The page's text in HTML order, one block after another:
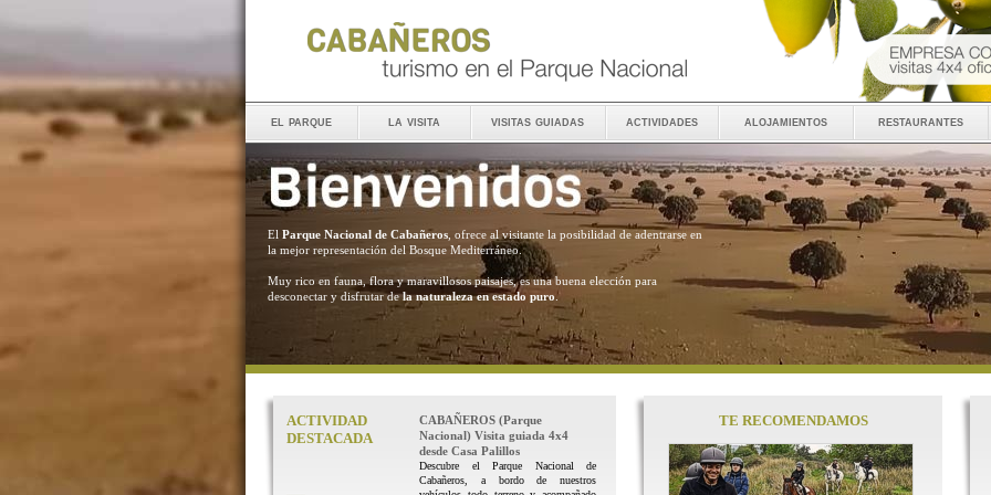
el parque la visita visitas guiadas actividades alojamientos restaurantes
El Parque Nacional de Cabañeros , ofrece al visitante la posibilidad de adentrarse en
la mejor representación del Bosque Mediterráneo.
Muy rico en fauna, flora y maravillosos paisajes, es una buena elección para
desconectar y disfrutar dela naturaleza en estado puro .
ACTIVIDAD
DESTACADA
CABAÑEROS (Parque
Nacional) Visita guiada 4x4
desde Casa Palillos
Descubre el Parque Nacional de
Cabañeros, a bordo de nuestros
TE RECOMENDAMOS